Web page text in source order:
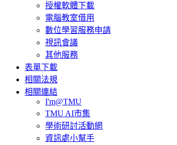
授權軟體下載
電腦教室借用
數位學習服務申請
視訊會議
其他服務
表單下載
相關法規
相關連結
I'm@TMU
TMU AI市集
學術研討活動網
資訊處小幫手